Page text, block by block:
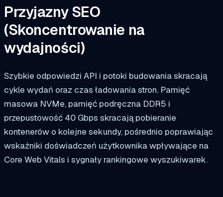
Przyjazny SEO
(Skoncentrowanie na
wydajności)
Szybkie odpowiedzi API i potoki budowania skracają
cykle wydań oraz czas ładowania stron. Pamięć
masowa NVMe, pamięć podręczna DDR5 i
przepustowość 40 Gbps skracają pobieranie
kontenerów o kolejne sekundy, pośrednio poprawiając
wskaźniki doświadczeń użytkownika wpływające na
Core Web Vitals i sygnały rankingowe wyszukiwarek.